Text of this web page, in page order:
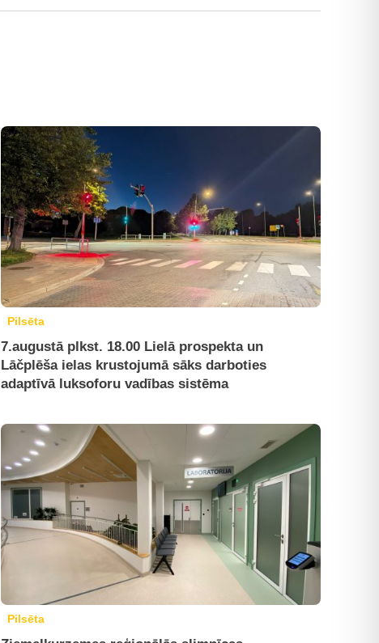
Pilsēta
7.augustā plkst. 18.00 Lielā prospekta un
Lāčplēša ielas krustojumā sāks darboties
adaptīvā luksoforu vadības sistēma
Pilsēta